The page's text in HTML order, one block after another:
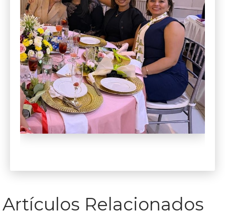
Artículos Relacionados